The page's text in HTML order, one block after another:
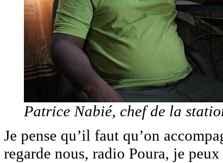
Patrice Nabié, chef de la
Je pense qu’il faut qu’on
regarde nous, radio Poura, je